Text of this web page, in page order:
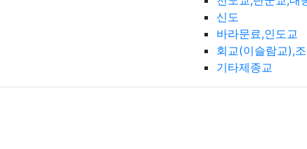
신도
바라문료,인도교
회교(이슬람교),
기타제종교